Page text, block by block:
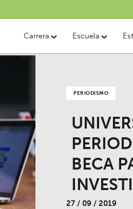
Carrera Escuela
PERIODISMO
BECA
27 / 09 / 2019